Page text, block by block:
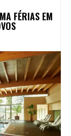
FÉRIAS EM